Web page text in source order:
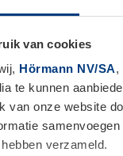
van cookies
Hörmann NV/SA,
te kunnen
van onze website
verzameld.